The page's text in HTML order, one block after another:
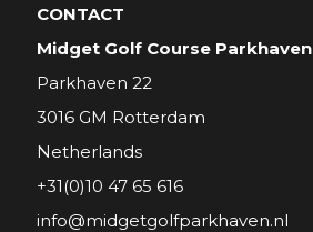
CONTACT
Midget Golf Course Parkhaven
Parkhaven 22
3016 GM Rotterdam
Netherlands
+31(0)10 47 65 616
info@midgetgolfparkhaven.nl